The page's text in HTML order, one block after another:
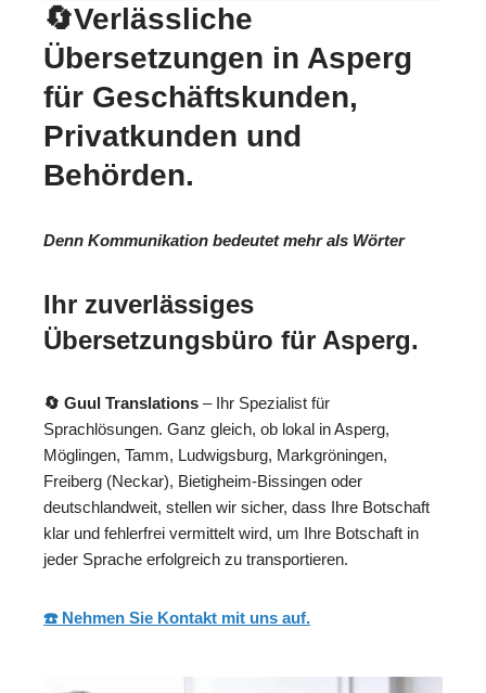
🔄Verlässliche
Übersetzungen in Asperg
für Geschäftskunden,
Privatkunden und
Behörden.
Denn Kommunikation bedeutet mehr als Wörter
Ihr zuverlässiges
Übersetzungsbüro für Asperg.
🔄 Guul Translations – Ihr Spezialist für
Sprachlösungen. Ganz gleich, ob lokal in Asperg,
Möglingen, Tamm, Ludwigsburg, Markgröningen,
Freiberg (Neckar), Bietigheim-Bissingen oder
deutschlandweit, stellen wir sicher, dass Ihre Botschaft
klar und fehlerfrei vermittelt wird, um Ihre Botschaft in
jeder Sprache erfolgreich zu transportieren.
☎️ Nehmen Sie Kontakt mit uns auf.